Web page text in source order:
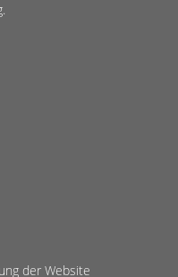
der Website